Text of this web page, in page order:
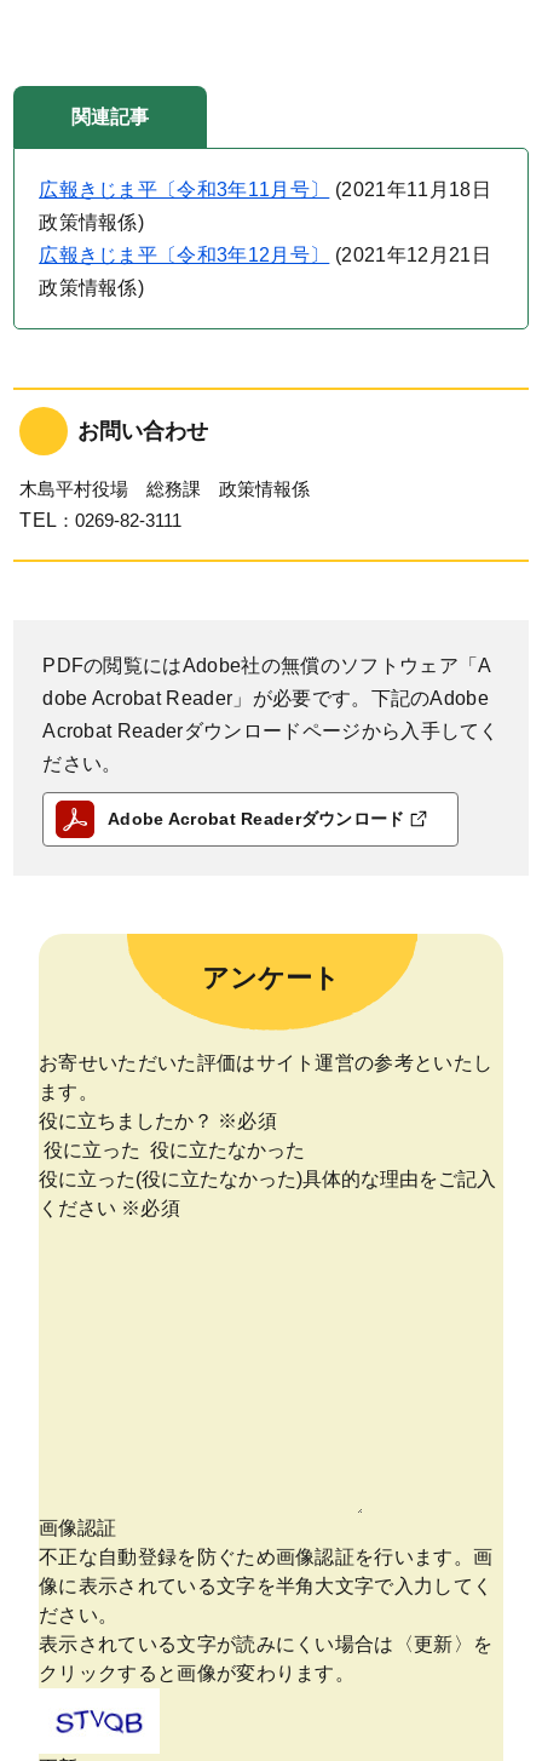
関連記事
広報きじま平〔令和3年11月号〕 (2021年11月18日
政策情報係)
広報きじま平〔令和3年12月号〕
(2021年12月21日
政策情報係)
お問い合わせ
木島平村役場 総務課 政策情報係
TEL ：0269-82-3111
PDFの閲覧にはAdobe社の無償のソフトウェア「A
dobe Acrobat Reader」が必要です。下記のAdobe
Acrobat Readerダウンロードページから入手してく
ださい。
Adobe Acrobat Readerダウンロード
アンケート